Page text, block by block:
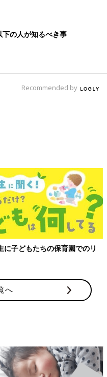
の人が知るべき事
Recommended by
子どもたちの保育園でのリ
へ